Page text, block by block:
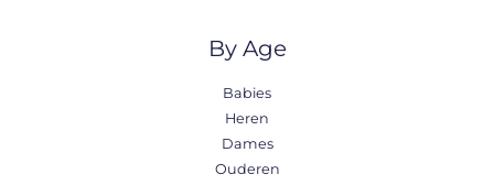
By Age
Babies
Heren
Dames
Ouderen